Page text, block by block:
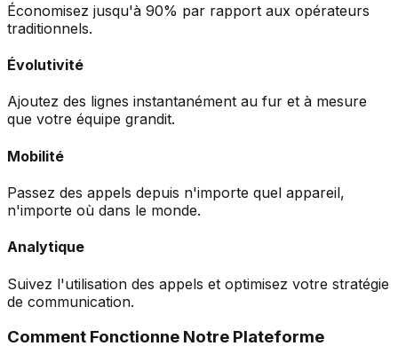
Économisez jusqu'à 90% par rapport aux opérateurs
traditionnels.
Évolutivité
Ajoutez des lignes instantanément au fur et à mesure
que votre équipe grandit.
Mobilité
Passez des appels depuis n'importe quel appareil,
n'importe où dans le monde.
Analytique
Suivez l'utilisation des appels et optimisez votre stratégie
de communication.
Comment Fonctionne Notre Plateforme